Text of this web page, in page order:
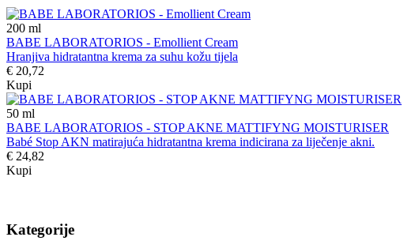
200 ml
BABE LABORATORIOS - Emollient Cream
Hranjiva hidratantna krema za suhu kožu tijela
€ 20,72
Kupi
50 ml
BABE LABORATORIOS - STOP AKNE MATTIFYNG MOISTURISER
Babé Stop AKN matirajuća hidratantna krema indicirana za liječenje akni.
€ 24,82
Kupi
Kategorije